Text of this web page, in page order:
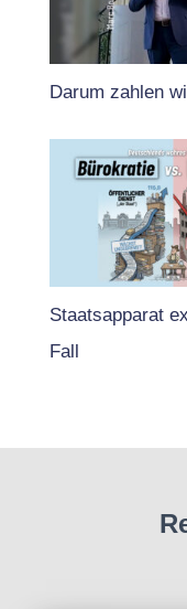
Darum zahlen
Staatsapparat
Fall